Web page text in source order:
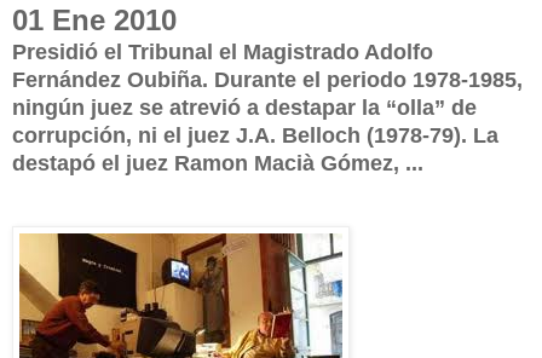
01 Ene 2010
Presidió el Tribunal el Magistrado Adolfo
Fernández Oubiña. Durante el periodo 1978-1985,
ningún juez se atrevió a destapar la “olla” de
corrupción, ni el juez J.A. Belloch (1978-79). La
destapó el juez Ramon Macià Gómez, ...